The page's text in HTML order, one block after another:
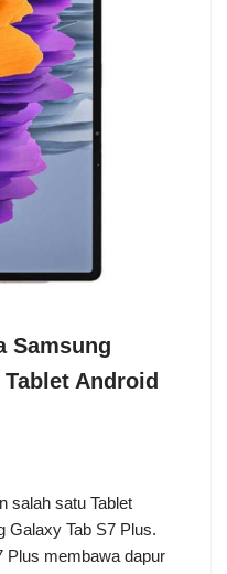
Samsung
Android
salah satu Tablet
Galaxy Tab S7 Plus.
Plus membawa dapur